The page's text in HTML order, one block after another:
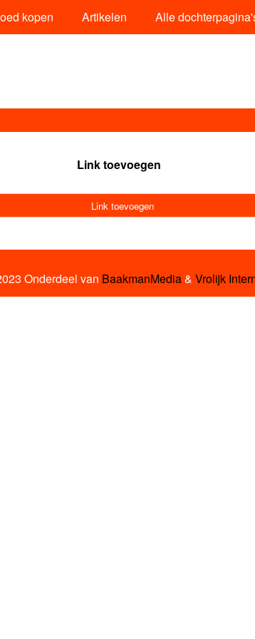
kopen Artikelen Alle
Link toevoegen
Link toevoegen
Onderdeel van BaakmanMedia& Vrolijk